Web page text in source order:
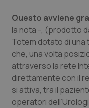
Puglia
Sardegna
Sicilia
Toscana
Malattie rare
Malattia di
Neuroscienze
Obesità
Questo avviene
la nota -, (prodotto
Totem dotato di una
che, una volta
attraverso la rete
direttamente con il
si attiva, tra il
operatori